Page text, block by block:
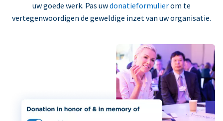
uw goede werk. Pas uwdonatieformulierom te
vertegenwoordigen de geweldige inzet van uw organisatie.